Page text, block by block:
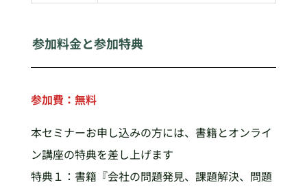
参加料金と参加特典
参加費：無料
本セミナーお申し込みの方には、書籍とオンライ
ン講座の特典を差し上げます
特典１：書籍『会社の問題発見、課題解決、問題